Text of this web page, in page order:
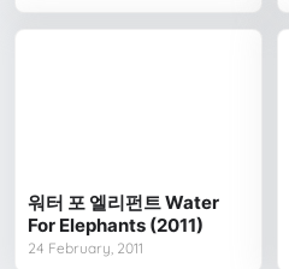
워터 포 엘리펀트 Water
For Elephants (2011)
24 February, 2011